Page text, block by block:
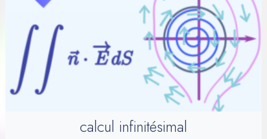
calcul infinitésimal